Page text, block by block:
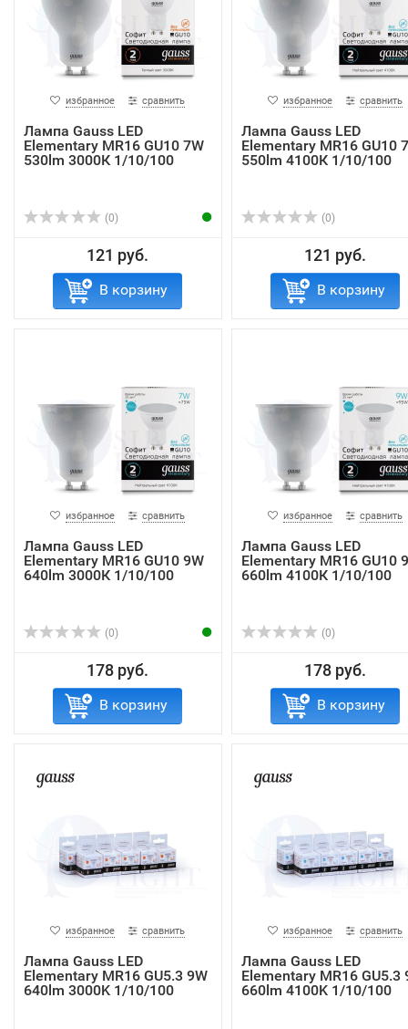
избранное сравнить
Лампа Gauss LED
Elementary MR16 GU10 7W
530lm 3000К 1/10/100
(0)
121 руб.
В корзину
избранное сравнить
Лампа Gauss LED
Elementary MR16 GU10
550lm 4100К 1/10/100
(0)
121 руб.
В корзину
избранное сравнить
Лампа Gauss LED
Elementary MR16 GU10 9W
640lm 3000К 1/10/100
(0)
178 руб.
В корзину
избранное сравнить
Лампа Gauss LED
Elementary MR16 GU10
660lm 4100К 1/10/100
(0)
178 руб.
В корзину
избранное сравнить
Лампа Gauss LED
Elementary MR16 GU5.3 9W
640lm 3000K 1/10/100
избранное сравнить
Лампа Gauss LED
Elementary MR16 GU5.3
660lm 4100K 1/10/100